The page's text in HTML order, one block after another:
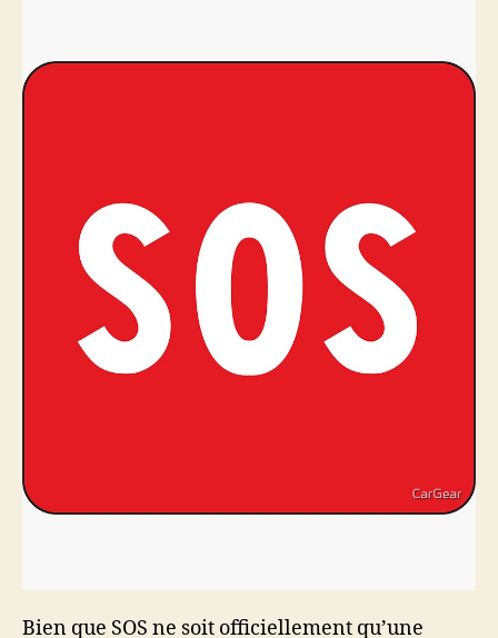
Bien que SOS ne soit officiellement qu’une